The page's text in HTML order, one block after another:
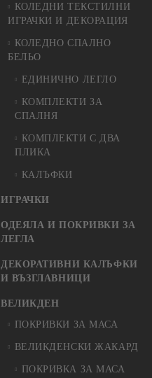
КОЛЕДНИ ТЕКСТИЛНИ
ИГРАЧКИ И ДЕКОРАЦИЯ
КОЛЕДНO СПАЛНO
БЕЛЬО
ЕДИНИЧНО ЛЕГЛО
КОМПЛЕКТИ ЗА
СПАЛНЯ
КОМПЛЕКТИ С ДВА
ПЛИКА
КАЛЪФКИ
ИГРАЧКИ
ОДЕЯЛА И ПОКРИВКИ ЗА
ЛЕГЛА
ДЕКОРАТИВНИ КАЛЪФКИ
И ВЪЗГЛАВНИЦИ
ВЕЛИКДЕН
ПОКРИВКИ ЗА МАСА
ВЕЛИКДЕНСКИ ЖАКАРД
ПОКРИВКА ЗА МАСА